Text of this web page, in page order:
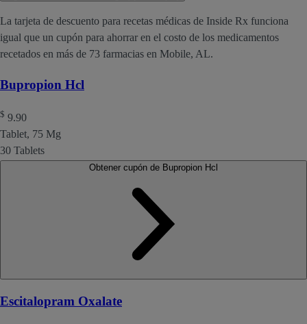
La tarjeta de descuento para recetas médicas de Inside Rx funciona
igual que un cupón para ahorrar en el costo de los medicamentos
recetados en más de 73 farmacias en Mobile, AL.
Bupropion Hcl
$ 9.90
Tablet, 75 Mg
30 Tablets
Escitalopram Oxalate